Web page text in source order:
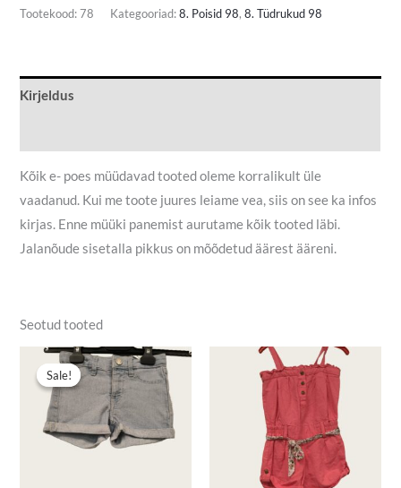
Tootekood:78 Kategooriad:8. Poisid 98,8. Tüdrukud 98
Kirjeldus
Kõik e- poes müüdavad tooted oleme korralikult üle
vaadanud. Kui me toote juures leiame vea, siis on see ka infos
kirjas. Enne müüki panemist aurutame kõik tooted läbi.
Jalanõude sisetalla pikkus on mõõdetud äärest ääreni.
Seotud tooted
Sale!
Sale!
Algne
hind
oli:
4,50 €.
Praegune
hind
on:
3,00 €.